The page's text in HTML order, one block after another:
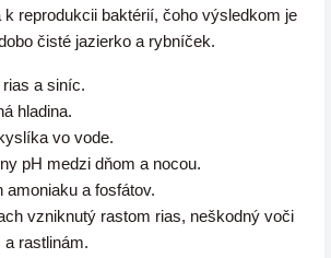
reprodukcii baktérií, čoho výsledkom je
čisté jazierko a rybníček.
a siníc.
hladina.
vo vode.
pH medzi dňom a nocou.
amoniaku a fosfátov.
vzniknutý rastom rias, neškodný voči
rastlinám.